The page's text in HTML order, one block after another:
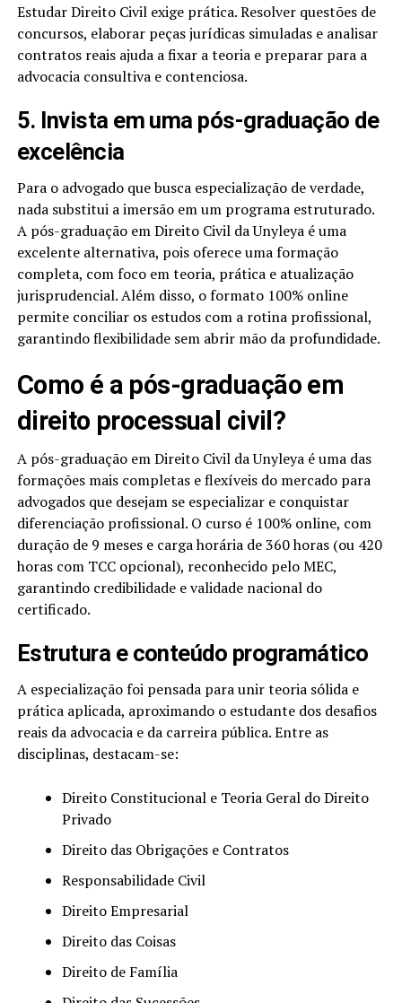
Estudar Direito Civil exige prática. Resolver questões de
concursos, elaborar peças jurídicas simuladas e analisar
contratos reais ajuda a fixar a teoria e preparar para a
advocacia consultiva e contenciosa.
5. Invista em uma pós-graduação de
excelência
Para o advogado que busca especialização de verdade,
nada substitui a imersão em um programa estruturado.
A pós-graduação em Direito Civil da Unyleya é uma
excelente alternativa, pois oferece uma formação
completa, com foco em teoria, prática e atualização
jurisprudencial. Além disso, o formato 100% online
permite conciliar os estudos com a rotina profissional,
garantindo flexibilidade sem abrir mão da profundidade.
Como é a pós-graduação em
direito processual civil?
A pós-graduação em Direito Civil da Unyleya é uma das
formações mais completas e flexíveis do mercado para
advogados que desejam se especializar e conquistar
diferenciação profissional. O curso é 100% online, com
duração de 9 meses e carga horária de 360 horas (ou 420
horas com TCC opcional), reconhecido pelo MEC,
garantindo credibilidade e validade nacional do
certificado.
Estrutura e conteúdo programático
A especialização foi pensada para unir teoria sólida e
prática aplicada, aproximando o estudante dos desafios
reais da advocacia e da carreira pública. Entre as
disciplinas, destacam-se:
Direito Constitucional e Teoria Geral do Direito
Privado
Direito das Obrigações e Contratos
Responsabilidade Civil
Direito Empresarial
Direito das Coisas
Direito de Família